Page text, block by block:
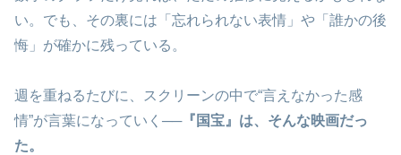
い。でも、その裏には「忘れられない表情」や「誰かの後
悔」が確かに残っている。
週を重ねるたびに、スクリーンの中で“言えなかった感
情”が言葉になっていく──『国宝』は、そんな映画だっ
た。